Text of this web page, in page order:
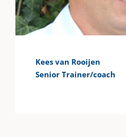
Kees van Rooijen
Senior Trainer/coach